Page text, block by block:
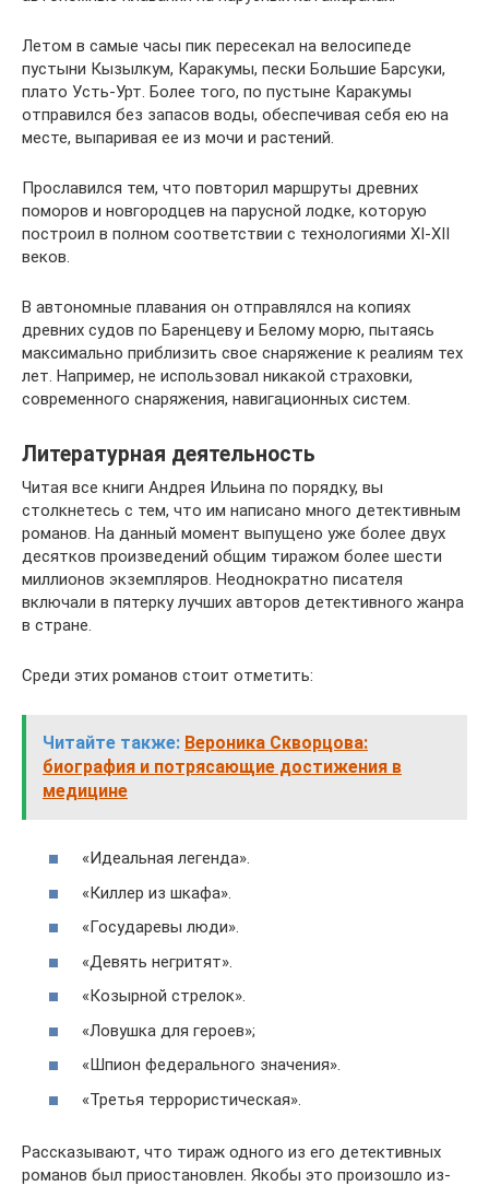
Летом в самые часы пик пересекал на велосипеде
пустыни Кызылкум, Каракумы, пески Большие Барсуки,
плато Усть-Урт. Более того, по пустыне Каракумы
отправился без запасов воды, обеспечивая себя ею на
месте, выпаривая ее из мочи и растений.
Прославился тем, что повторил маршруты древних
поморов и новгородцев на парусной лодке, которую
построил в полном соответствии с технологиями XI-XII
веков.
В автономные плавания он отправлялся на копиях
древних судов по Баренцеву и Белому морю, пытаясь
максимально приблизить свое снаряжение к реалиям тех
лет. Например, не использовал никакой страховки,
современного снаряжения, навигационных систем.
Литературная деятельность
Читая все книги Андрея Ильина по порядку, вы
столкнетесь с тем, что им написано много детективным
романов. На данный момент выпущено уже более двух
десятков произведений общим тиражом более шести
миллионов экземпляров. Неоднократно писателя
включали в пятерку лучших авторов детективного жанра
в стране.
Среди этих романов стоит отметить:
Читайте также: Вероника Скворцова:
биография и потрясающие достижения в
медицине
«Идеальная легенда».
«Киллер из шкафа».
«Государевы люди».
«Девять негритят».
«Козырной стрелок».
«Ловушка для героев»;
«Шпион федерального значения».
«Третья террористическая».
Рассказывают, что тираж одного из его детективных
романов был приостановлен. Якобы это произошло из-